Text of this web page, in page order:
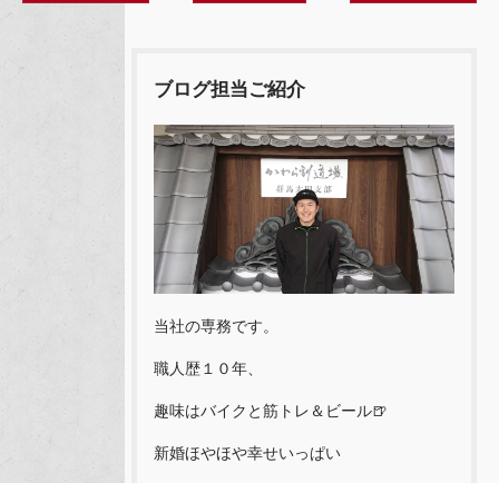
ブログ担当ご紹介
当社の専務です。
職人歴１０年、
趣味はバイクと筋トレ＆ビール🍺
新婚ほやほや幸せいっぱい